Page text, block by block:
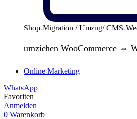
Shop-Migration / Umzug/ CMS-
umziehen WooCommerce ⇔
Online-Marketing
WhatsApp
Favoriten
Anmelden
0 Warenkorb